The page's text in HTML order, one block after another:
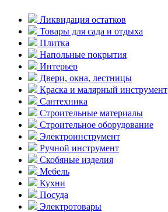
Ликвидация остатков
Товары для сада и отдыха
Плитка
Напольные покрытия
Интерьер
Двери, окна, лестницы
Краска и малярный инструмент
Сантехника
Строительные материалы
Строительное оборудование
Электроинструмент
Ручной инструмент
Скобяные изделия
Мебель
Кухни
Посуда
Электротовары